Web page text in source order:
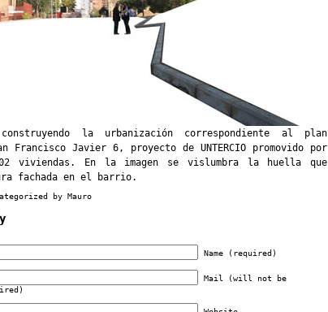
la urbanización correspondiente al plan
Francisco Javier 6, proyecto de UNTERCIO promovido por
viviendas. En la imagen se vislumbra la huella que
fachada en el barrio.
by Mauro
Name (required)
Mail (will not be